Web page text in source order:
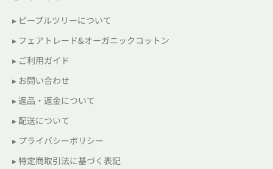
▸ ピープルツリーについて
▸ フェアトレード&オーガニックコットン
▸ ご利用ガイド
▸ お問い合わせ
▸ 返品・返金について
▸ 配送について
▸ プライバシーポリシー
▸ 特定商取引法に基づく表記